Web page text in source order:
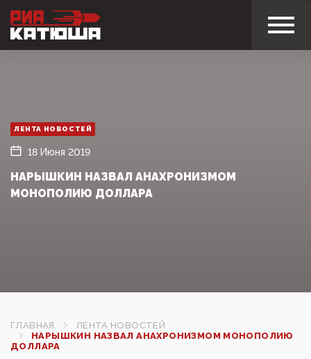
ЛЕНТА НОВОСТЕЙ
18 Июня 2019
НАРЫШКИН НАЗВАЛ АНАХРОНИЗМОМ
МОНОПОЛИЮ ДОЛЛАРА
ГЛАВНАЯ
ЛЕНТА НОВОСТЕЙ
НАРЫШКИН НАЗВАЛ АНАХРОНИЗМОМ МОНОПОЛИЮ
ДОЛЛАРА